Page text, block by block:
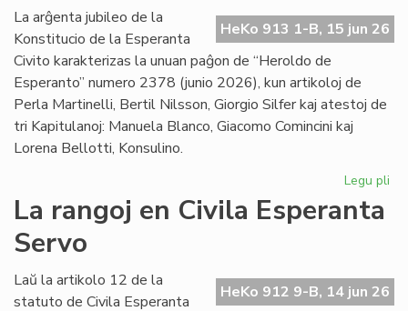
en
HeKo 913 1-B, 15 jun 26
La arĝenta jubileo de la
Konstitucio de la Esperanta
Civito karakterizas la unuan paĝon de “Heroldo de
Esperanto” numero 2378 (junio 2026), kun artikoloj de
Perla Martinelli, Bertil Nilsson, Giorgio Silfer kaj atestoj de
tri Kapitulanoj: Manuela Blanco, Giacomo Comincini kaj
Lorena Bellotti, Konsulino.
Legu pli
La rangoj en Civila Esperanta
Servo
HeKo 912 9-B, 14 jun 26
Laŭ la artikolo 12 de la
statuto de Civila Esperanta